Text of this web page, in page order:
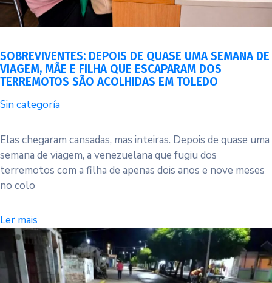
SOBREVIVENTES: DEPOIS DE QUASE UMA SEMANA DE
VIAGEM, MÃE E FILHA QUE ESCAPARAM DOS
TERREMOTOS SÃO ACOLHIDAS EM TOLEDO
Sin categoría
Elas chegaram cansadas, mas inteiras. Depois de quase uma
semana de viagem, a venezuelana que fugiu dos
terremotos com a filha de apenas dois anos e nove meses
no colo
Ler mais